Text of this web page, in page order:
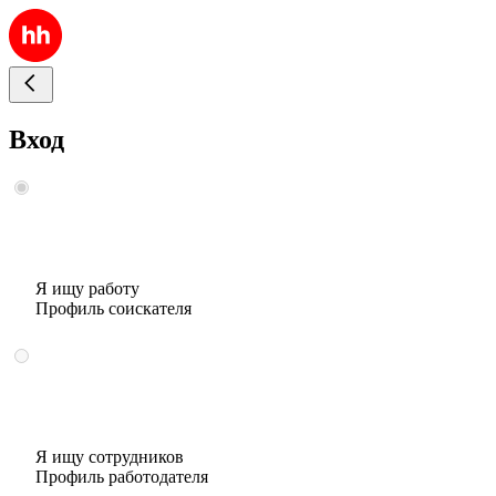
Вход
Я ищу работу
Профиль соискателя
Я ищу сотрудников
Профиль работодателя